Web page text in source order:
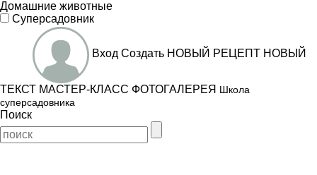
Домашние животные
Суперсадовник
Вход Создать НОВЫЙ РЕЦЕПТ НОВЫЙ
ТЕКСТ МАСТЕР-КЛАСС ФОТОГАЛЕРЕЯ Школа
суперсадовника
Поиск